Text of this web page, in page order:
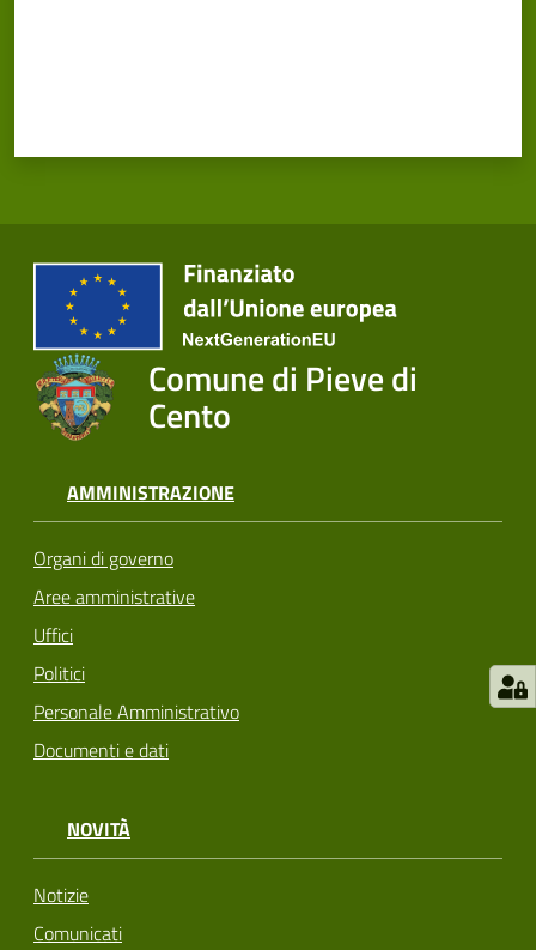
Comune di Pieve di
Cento
AMMINISTRAZIONE
Organi di governo
Aree amministrative
Uffici
Politici
Personale Amministrativo
Documenti e dati
NOVITÀ
Notizie
Comunicati